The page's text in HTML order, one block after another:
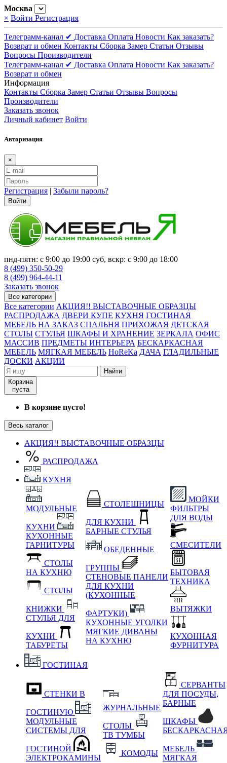
Москва
× Войти Регистрация
Телеграмм-канал ✔ Доставка Оплата Новости Как заказать?
Возврат и обмен Контакты Сборка Замер Статьи Отзывы
Вопросы Производители
Телеграмм-канал ✔ Доставка Оплата Новости Как заказать?
Возврат и обмен
Информация
Контакты Сборка Замер Статьи Отзывы Вопросы
Производители
Заказать звонок
Личный кабинет Войти
Авторизация
×
Регистрация | Забыли пароль?
Войти
пнд-пятн: с 9:00 до 19:00 суб, вскр: с 9:00 до 18:00
8 (499) 350-50-29
8 (499) 964-44-11
Заказать звонок
Все категории
Все категории АКЦИЯ!! ВЫСТАВОЧНЫЕ ОБРАЗЦЫ
РАСПРОДАЖА ДВЕРИ КУПЕ КУХНЯ ГОСТИНАЯ
МЕБЕЛЬ НА ЗАКАЗ СПАЛЬНЯ ПРИХОЖАЯ ДЕТСКАЯ
СТОЛЫ СТУЛЬЯ ШКАФЫ И ХРАНЕНИЕ ЗЕРКАЛА ОФИС
МАССИВ ПРЕДМЕТЫ ИНТЕРЬЕРА БЕСКАРКАСНАЯ
МЕБЕЛЬ МЯГКАЯ МЕБЕЛЬ HoReKa ДАЧА ГЛАДИЛЬНЫЕ
ДОСКИ АКЦИИ
Найти
Корзина
пуста
В корзине пусто!
Весь каталог
АКЦИЯ!! ВЫСТАВОЧНЫЕ ОБРАЗЦЫ
РАСПРОДАЖА
КУХНЯ
МОДУЛЬНЫЕ
КУХНИ
КУХОННЫЕ
ГАРНИТУРЫ
СТОЛЫ
НА КУХНЮ
СТОЛЫ
КНИЖКИ
СТУЛЬЯ ДЛЯ
КУХНИ
ТАБУРЕТЫ
СТОЛЕШНИЦЫ
ДЛЯ КУХНИ
БАРНЫЕ СТУЛЬЯ
ОБЕДЕННЫЕ
ГРУППЫ
СТЕНОВЫЕ ПАНЕЛИ
ДЛЯ КУХНИ
(КУХОННЫЕ
ФАРТУКИ)
КУХОННЫЕ УГОЛКИ
МЯГКИЕ ДИВАНЫ
НА КУХНЮ
МОЙКИ
ФИЛЬТРЫ
ДЛЯ ВОДЫ
СМЕСИТЕЛИ
БЫТОВАЯ
ТЕХНИКА
ВЫТЯЖКИ
КУХОННАЯ
ФУРНИТУРА
ГОСТИНАЯ
СТЕНКИ В
ГОСТИНУЮ
МОДУЛЬНЫЕ
СИСТЕМЫ ДЛЯ
ГОСТИНОЙ
ЭЛЕКТРОКАМИНЫ
ЖУРНАЛЬНЫЕ
СТОЛЫ
ТВ ТУМБЫ
КОМОДЫ
СЕРВАНТЫ
ДЛЯ ПОСУДЫ,
БАРНЫЕ
ШКАФЫ
МЕБЕЛЬ
МЯГКАЯ